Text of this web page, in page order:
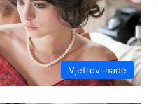
Vjetrovi nade